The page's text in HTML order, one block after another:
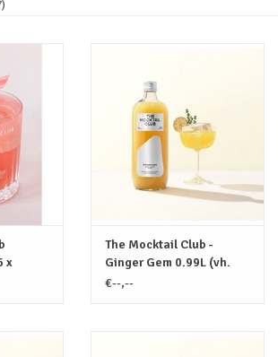
x
The Mocktail Club -
Ginger Gem 0.99L (vh.
Apple & Thyme)
€--,--